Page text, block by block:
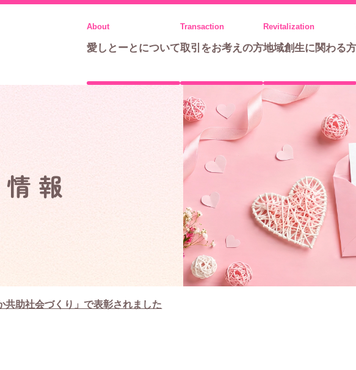
ー
愛しとーとについて取引をお考えの方地域創生に関わる方
報
共助社会づくり」で表彰されました